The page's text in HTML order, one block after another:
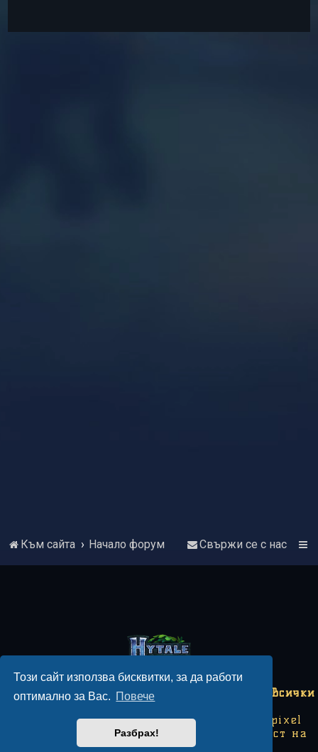
Този сайт използва бисквитки, за да работи
оптимално за Вас. Повече
Разбрах!
Към сайта Начало форум Свържи се с нас
Copyright © 2018-2026 Hytale България - Всички
права запазени.
Този сайт не е свързан с Hytale или Hypixel
Studios. Някои изображения са собственост на
Hypixel Studios.